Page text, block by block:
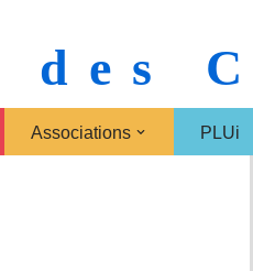
Associations PLUi